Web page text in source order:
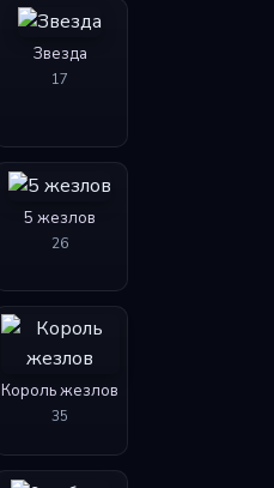
Звезда
17
5 жезлов
26
Король жезлов
35